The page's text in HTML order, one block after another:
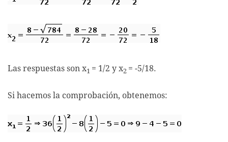
Las respuestas son x1 = 1/2 y x2 = -5/18.
Si hacemos la comprobación, obtenemos: